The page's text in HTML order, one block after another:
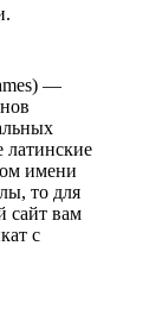
—
латинские
имени
то для
сайт вам
с